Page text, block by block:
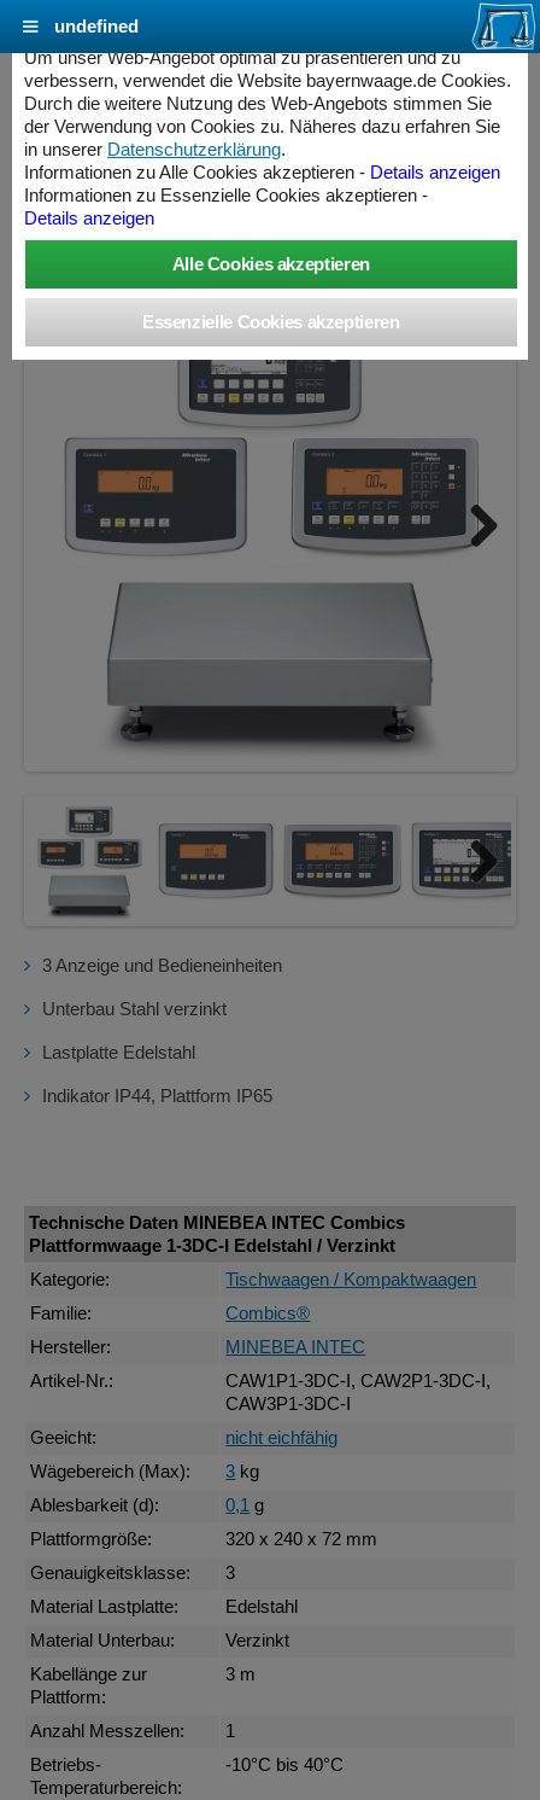
MINEBEA INTEC Combics Plattformwaage 1-
3DC-I Edelstahl / Verzinkt
Wägebereich: 3 kg, Ablesbarkeit: 0,1 g, nicht eichfähig
Next
3 Anzeige und Bedieneinheiten
Unterbau Stahl verzinkt
Lastplatte Edelstahl
Indikator IP44, Plattform IP65
Technische Daten MINEBEA INTEC Combics
Plattformwaage 1-3DC-I Edelstahl / Verzinkt
Kategorie:
Tischwaagen / Kompaktwaagen
Familie:
Combics®
Hersteller:
MINEBEA INTEC
Artikel-Nr.:
CAW1P1-3DC-I, CAW2P1-3DC-I,
CAW3P1-3DC-I
Geeicht:
nicht eichfähig
Wägebereich (Max):
3 kg
Ablesbarkeit (d):
0,1 g
Plattformgröße:
320 x 240 x 72 mm
Genauigkeitsklasse:
3
Material Lastplatte:
Edelstahl
Material Unterbau:
Verzinkt
Kabellänge zur
Plattform:
3 m
Anzahl Messzellen:
1
Betriebs-
Temperaturbereich:
-10°C bis 40°C
Cookie Einstellungen - bayernwaage.de
Um unser Web-Angebot optimal zu präsentieren und zu
verbessern, verwendet die Website bayernwaage.de Cookies.
Durch die weitere Nutzung des Web-Angebots stimmen Sie
der Verwendung von Cookies zu. Näheres dazu erfahren Sie
in unserer Datenschutzerklärung.
Informationen zu Alle Cookies akzeptieren - Details anzeigen
Informationen zu Essenzielle Cookies akzeptieren -
Details anzeigen
undefined
Controller